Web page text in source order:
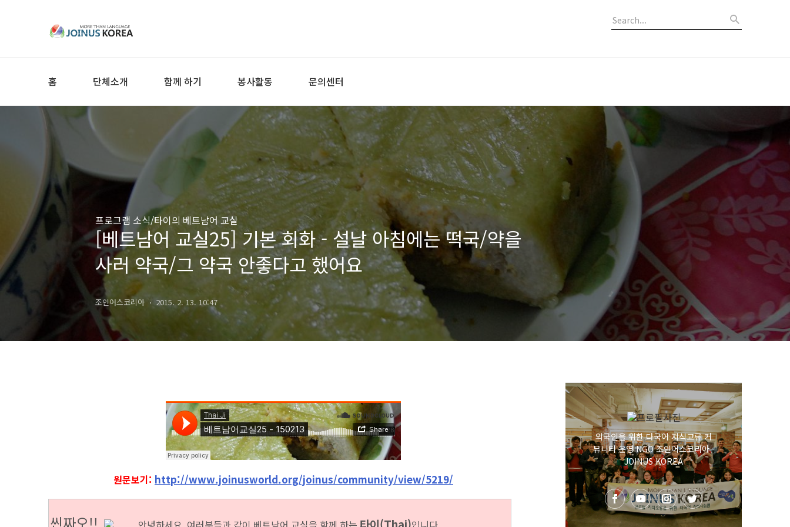
홈 단체소개 함께 하기 봉사활동 문의센터
프로그램 소식/타이의 베트남어 교실
[베트남어 교실25] 기본 회화 - 설날 아침에는 떡국/약을
사러 약국/그 약국 안좋다고 했어요
조인어스코리아 2015. 2. 13. 10:47
원문보기: http://www.joinusworld.org/joinus/community/view/5219/
씬짜오!! 타이(Thai)
외국인을 위한 다국어 지식교류 커
뮤니티 운영 NGO 조인어스코리아 -
JOINUS KOREA